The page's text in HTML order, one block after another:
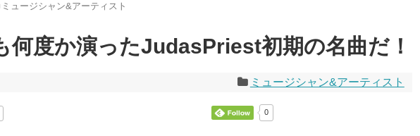
ミュージシャン&アーティスト
何度か演ったJudasPriest初期の名曲だ！
ミュージシャン&アーティスト
0